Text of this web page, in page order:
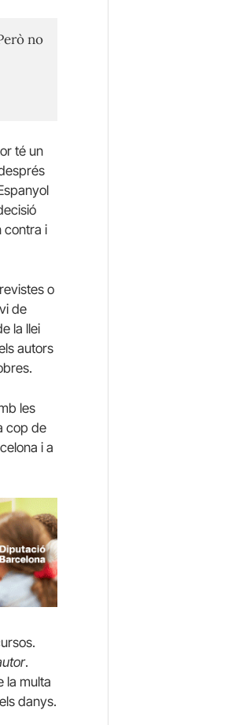
no
té un
contra i
o
de
la llei
autors
les
cop de
i a
.
la multa
danys.